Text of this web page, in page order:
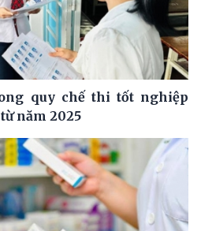
quy chế thi tốt nghiệp
năm 2025